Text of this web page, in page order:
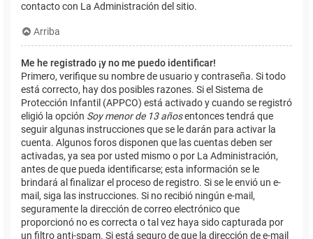
contacto con La Administración del sitio.
Arriba
Me he registrado ¡y no me puedo identificar!
Primero, verifique su nombre de usuario y contraseña. Si todo
está correcto, hay dos posibles razones. Si el Sistema de
Protección Infantil (APPCO) está activado y cuando se registró
eligió la opción Soy menor de 13 añosentonces tendrá que
seguir algunas instrucciones que se le darán para activar la
cuenta. Algunos foros disponen que las cuentas deben ser
activadas, ya sea por usted mismo o por La Administración,
antes de que pueda identificarse; esta información se le
brindará al finalizar el proceso de registro. Si se le envió un e-
mail, siga las instrucciones. Si no recibió ningún e-mail,
seguramente la dirección de correo electrónico que
proporcionó no es correcta o tal vez haya sido capturada por
un filtro anti-spam. Si está seguro de que la dirección de e-mail